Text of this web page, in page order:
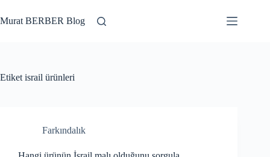
to
content
Murat BERBER Blog
Etiket israil ürünleri
Farkındalık